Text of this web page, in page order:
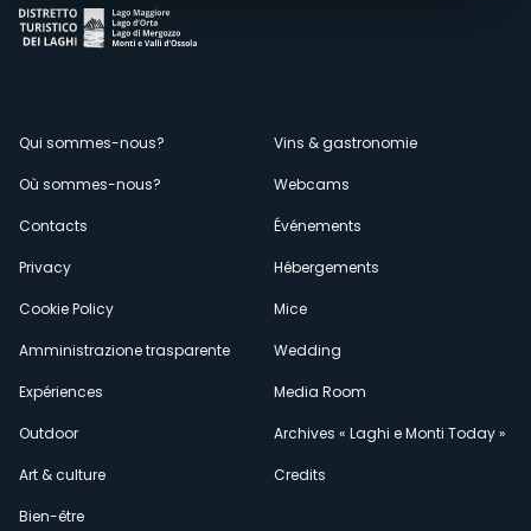
Menù
secondario
Qui sommes-nous?
Où sommes-nous?
Contacts
Privacy
Cookie Policy
Amministrazione trasparente
Expériences
Outdoor
Art & culture
Bien-être
Vins & gastronomie
Webcams
Événements
Hébergements
Mice
Wedding
Media Room
Archives « Laghi e Monti Today »
Credits